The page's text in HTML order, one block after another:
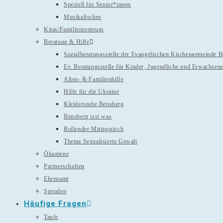
Speziell für Senior*innen
Musikalisches
Kitas/Familienzentrum
Beratung & Hilfe
Sozialberatungsstelle der Evangelischen Kirchengemeinde
Ev. Beratungsstelle für Kinder, Jugendliche und Erwachsene
Alten- & Familienhilfe
Hilfe für die Ukraine
Kleiderstube Bensberg
Bensberg isst was
Rollender Mittagstisch
Thema Sexualisierte Gewalt
Ökumene
Partnerschaften
Ehrenamt
Spenden
Häufige Fragen
Taufe